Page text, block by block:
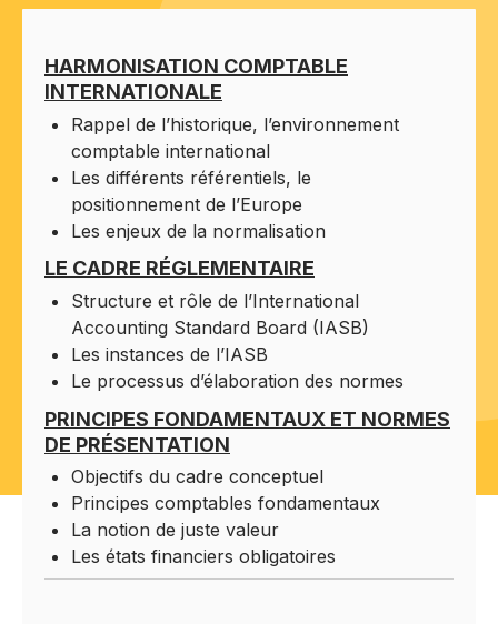
HARMONISATION COMPTABLE
INTERNATIONALE
Rappel de l’historique, l’environnement
comptable international
Les différents référentiels, le
positionnement de l’Europe
Les enjeux de la normalisation
LE CADRE RÉGLEMENTAIRE
Structure et rôle de l’International
Accounting Standard Board (IASB)
Les instances de l’IASB
Le processus d’élaboration des normes
PRINCIPES FONDAMENTAUX ET NORMES
DE PRÉSENTATION
Objectifs du cadre conceptuel
Principes comptables fondamentaux
La notion de juste valeur
Les états financiers obligatoires